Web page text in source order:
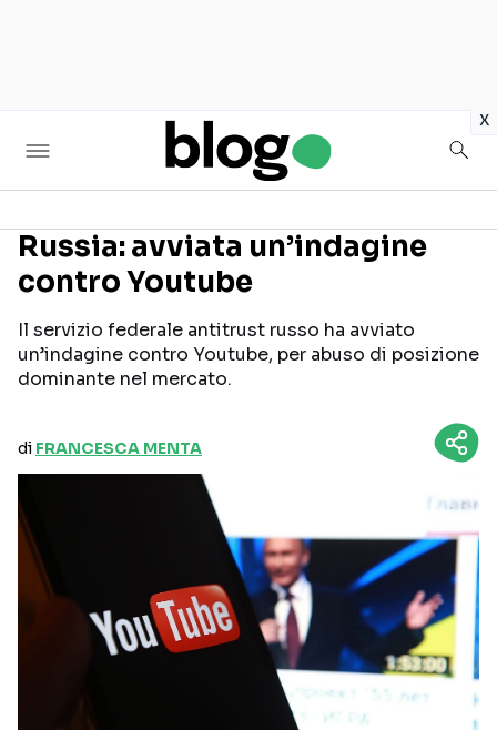
x
Seguici sui social
Russia: avviata un’indagine
contro Youtube
Il servizio federale antitrust russo ha avviato
un’indagine contro Youtube, per abuso di posizione
dominante nel mercato.
di FRANCESCA MENTA